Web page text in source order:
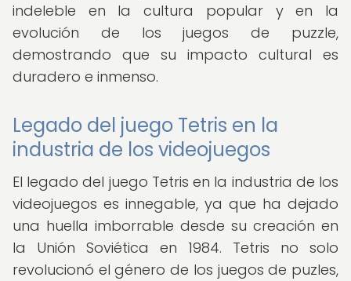
indeleble en la cultura popular y en la
evolución de los juegos de puzzle,
demostrando que su impacto cultural es
duradero e inmenso.
Legado del juego Tetris en la
industria de los videojuegos
El legado del juego Tetris en la industria de los
videojuegos es innegable, ya que ha dejado
una huella imborrable desde su creación en
la Unión Soviética en 1984. Tetris no solo
revolucionó el género de los juegos de puzles,